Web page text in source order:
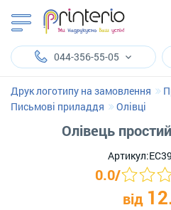
044-356-55-05
Друк логотипу на замовлення
Письмові приладдя
Олівці
Олівець
Артикул:
0.0/
від